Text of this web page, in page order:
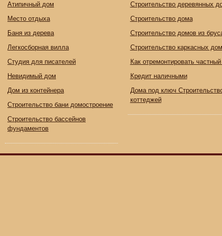
Атипичный дом
Место отдыха
Баня из дерева
Легкосборная вилла
Студия для писателей
Невидимый дом
Дом из контейнера
Строительство бани домостроение
Строительство бассейнов
фундаментов
Строительство деревянных
Строительство дома
Строительство домов из
Строительство каркасных
Как отремонтировать
Кредит наличными
Дома под ключ
коттеджей